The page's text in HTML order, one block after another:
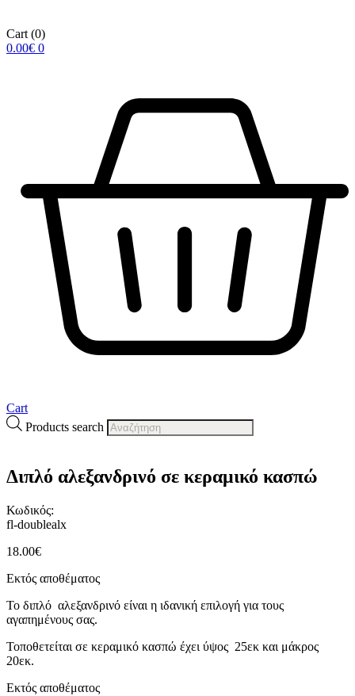
Cart (0)
0.00€ 0
Cart
Products search
Διπλό αλεξανδρινό σε κεραμικό κασπώ
Κωδικός:
fl-doublealx
18.00€
Εκτός αποθέματος
Το διπλό αλεξανδρινό είναι η ιδανική επιλογή για τους
αγαπημένους σας.
Τοποθετείται σε κεραμικό κασπώ έχει ύψος 25εκ και μάκρος
20εκ.
Εκτός αποθέματος